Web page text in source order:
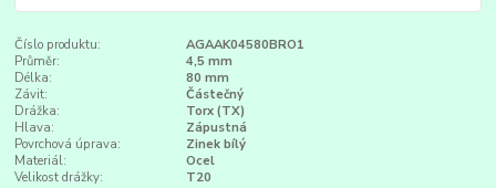
Číslo produktu:
AGAAK04580BRO1
Průměr:
4,5 mm
Délka:
80 mm
Závit:
Částečný
Drážka:
Torx (TX)
Hlava:
Zápustná
Povrchová úprava:
Zinek bílý
Materiál:
Ocel
Velikost drážky:
T20